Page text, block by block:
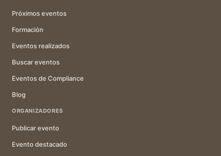
Próximos eventos
Formación
Eventos realizados
Buscar eventos
Eventos de Compliance
Blog
ORGANIZADORES
Publicar evento
Evento destacado